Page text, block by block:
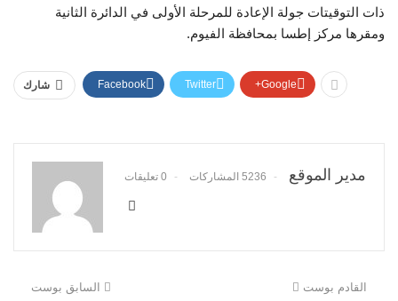
ذات التوقيتات جولة الإعادة للمرحلة الأولى في الدائرة الثانية
ومقرها مركز إطسا بمحافظة الفيوم.
شارك Facebook Twitter Google+
مدير الموقع 5236 المشاركات 0 تعليقات
السابق بوست القادم بوست